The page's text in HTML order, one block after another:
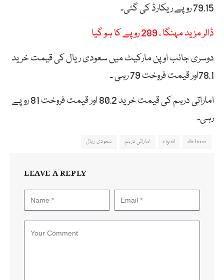
79.15 روپے ریکارڈ کی گئی۔
ڈالر مزید مہنگا ، 289 روپے کا ہو گیا
دوسری جانب اوپن مارکیٹ میں سعودی ریال کی قیمت خرید
78.1اور قیمت فروخت 79 رہی ۔
اماراتی درہم کی قیمت خرید 80.2 اور قیمت فروخت 81 روپے
رہی۔
dirham
riyal اماراتی درہم سعودی ریال
LEAVE A REPLY